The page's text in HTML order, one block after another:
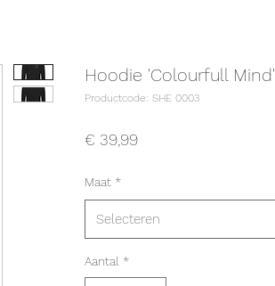
Hoodie 'Colourfull Mind'
Productcode: SHE 0003
€ 39,99Prijs
Maat *
Selecteren
Aantal *